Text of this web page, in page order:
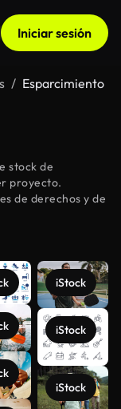
Iniciar sesión
Esparcimiento
stock de
proyecto.
de derechos y de
iStock
iStock
iStock